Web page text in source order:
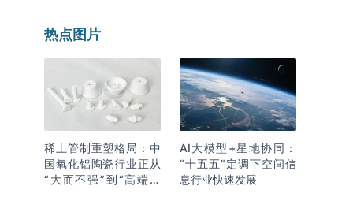
热点图片
稀土管制重塑格局：中
国氧化铝陶瓷行业正从
“大而不强”到“高端突
AI大模型+星地协同：
“十五五”定调下空间信
息行业快速发展